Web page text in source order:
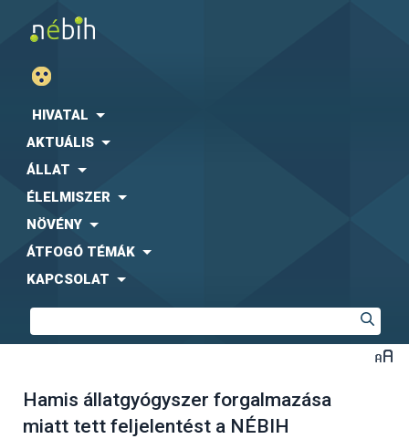
HIVATAL
AKTUÁLIS
ÁLLAT
ÉLELMISZER
NÖVÉNY
ÁTFOGÓ TÉMÁK
KAPCSOLAT
Hamis állatgyógyszer forgalmazása
miatt tett feljelentést a NÉBIH